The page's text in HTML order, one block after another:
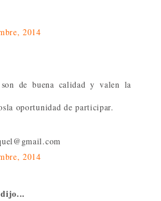
2014
de buena calidad y valen la
oportunidad de participar.
2014
dijo...